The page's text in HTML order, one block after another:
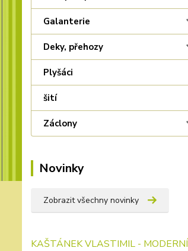
Galanterie
Deky, přehozy
Plyšáci
šití
Záclony
Novinky
Zobrazit všechny novinky
KAŠTÁNEK VLASTIMIL - MODERNÍ